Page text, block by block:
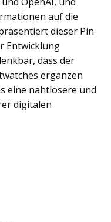
auf die
dieser Pin
Entwicklung
dass der
ergänzen
eine nahtlosere und
digitalen